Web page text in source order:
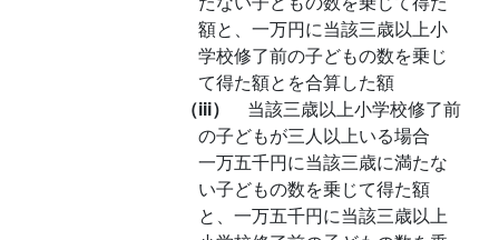
額と、一万円に当該三歳以上小
学校修了前の子どもの数を乗じ
て得た額とを合算した額
（iii） 当該三歳以上小学校修了前
の子どもが三人以上いる場合
一万五千円に当該三歳に満たな
い子どもの数を乗じて得た額
と、一万五千円に当該三歳以上